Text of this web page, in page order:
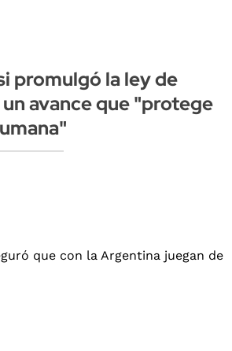
promulgó la ley de
avance que "protege